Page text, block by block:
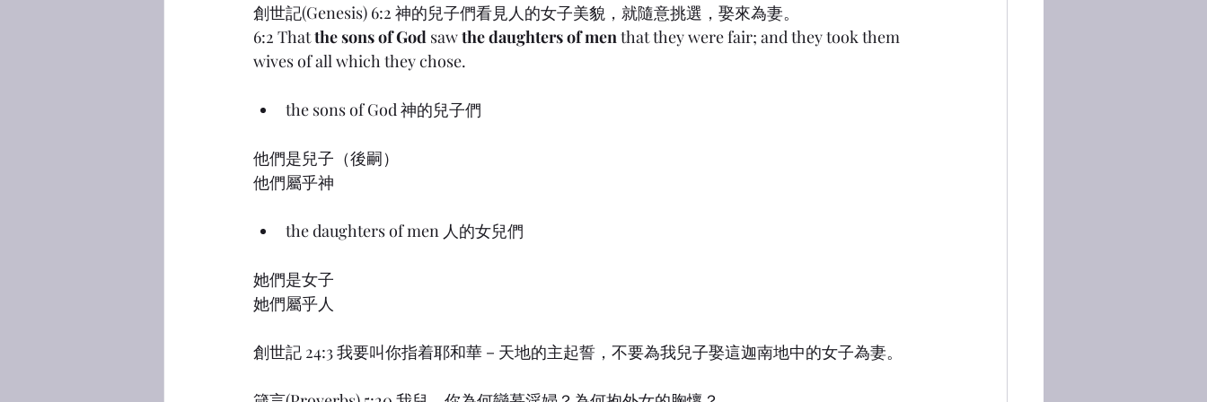
創世記(Genesis) 6:2 神的兒子們看見人的女子美貌，就隨意挑選，娶來為妻。
6:2 That the sons of God saw the daughters of men that they were fair; and they took them
wives of all which they chose.
the sons of God 神的兒子們
他們是兒子（後嗣）
他們屬乎神
the daughters of men 人的女兒們
她們是女子
她們屬乎人
創世記 24:3 我要叫你指着耶和華－天地的主起誓，不要為我兒子娶這迦南地中的女子為妻。